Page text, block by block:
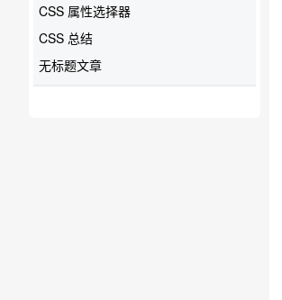
CSS 属性选择器
CSS 总结
无标题文章